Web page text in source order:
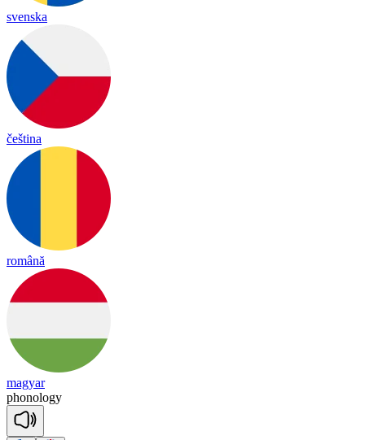
svenska
čeština
română
magyar
phonology